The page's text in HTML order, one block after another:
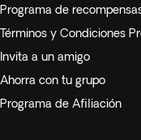
Programa de
Términos y Condiciones
Invita a un amigo
Ahorra con tu grupo
Programa de Afiliación